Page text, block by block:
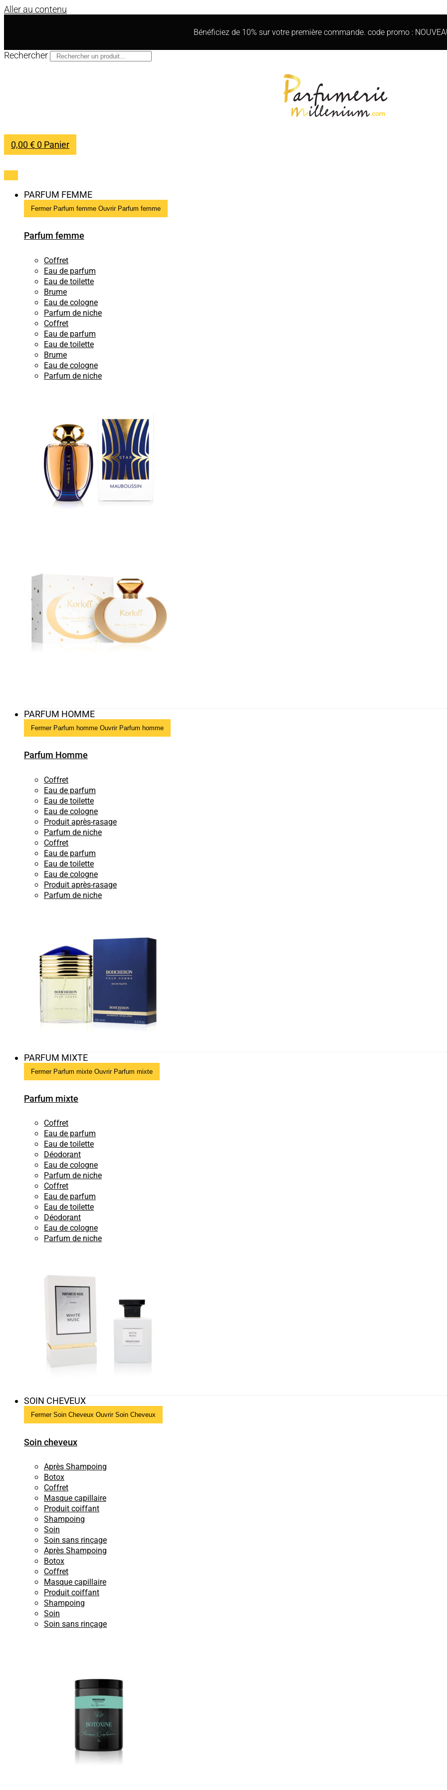
Aller au contenu
Bénéficiez de 10% sur votre première commande. code promo :
Rechercher
0,00€ 0 Panier
PARFUM FEMME
Fermer Parfum femme Ouvrir Parfum femme
Parfum femme
Coffret
Eau de parfum
Eau de toilette
Brume
Eau de cologne
Parfum de niche
Coffret
Eau de parfum
Eau de toilette
Brume
Eau de cologne
Parfum de niche
PARFUM HOMME
Fermer Parfum homme Ouvrir Parfum homme
Parfum Homme
Coffret
Eau de parfum
Eau de toilette
Eau de cologne
Produit après-rasage
Parfum de niche
Coffret
Eau de parfum
Eau de toilette
Eau de cologne
Produit après-rasage
Parfum de niche
PARFUM MIXTE
Fermer Parfum mixte Ouvrir Parfum mixte
Parfum mixte
Coffret
Eau de parfum
Eau de toilette
Déodorant
Eau de cologne
Parfum de niche
Coffret
Eau de parfum
Eau de toilette
Déodorant
Eau de cologne
Parfum de niche
SOIN CHEVEUX
Fermer Soin Cheveux Ouvrir Soin Cheveux
Soin cheveux
Après Shampoing
Botox
Coffret
Masque capillaire
Produit coiffant
Shampoing
Soin
Soin sans rinçage
Après Shampoing
Botox
Coffret
Masque capillaire
Produit coiffant
Shampoing
Soin
Soin sans rinçage